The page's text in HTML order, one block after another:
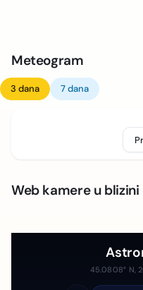
Meteogram
3 dana 7 dana
Web kamere u blizini
45.0808° N,